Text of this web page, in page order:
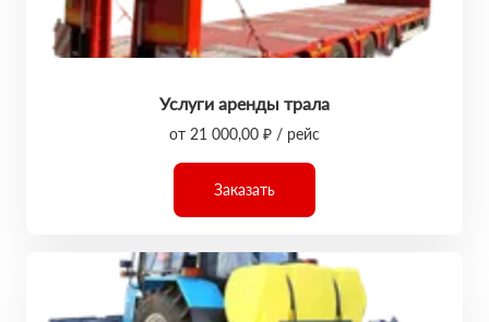
Услуги аренды трала
от 21 000,00 ₽ / рейс
Заказать